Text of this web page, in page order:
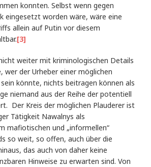
konnten. Selbst wenn gegen
eingesetzt worden wäre, wäre eine
allein auf Putin vor diesem
[3]
weiter mit kriminologischen Details
wer der Urheber einer möglichen
könnte, nichts beitragen können als
niemand aus der Reihe der potentiell
Der Kreis der möglichen Plauderer ist
Tätigkeit Nawalnys als
mafiotischen und „informellen“
so weit, so offen, auch über die
das auch von daher keine
Hinweise zu erwarten sind. Von